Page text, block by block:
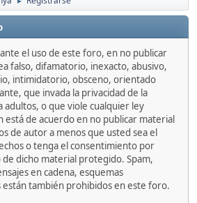
el uso de este foro, en no publicar
falso, difamatorio, inexacto, abusivo,
intimidatorio, obsceno, orientado
que invada la privacidad de la
adultos, o que viole cualquier ley
está de acuerdo en no publicar material
de autor a menos que usted sea el
o tenga el consentimiento por
dicho material protegido. Spam,
en cadena, esquemas
están también prohibidos en este foro.